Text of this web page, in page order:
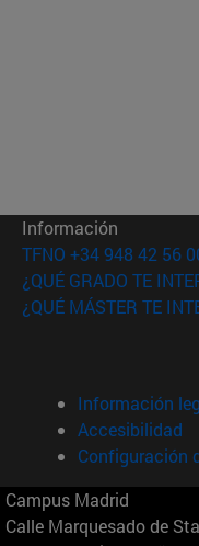
ventana)
ventana)
Información
TFNO +34 948 42 56
¿QUÉ GRADO TE
¿QUÉ MÁSTER TE
Información
Accesibilidad
Configuración
Campus Madrid
Calle Marquesado de